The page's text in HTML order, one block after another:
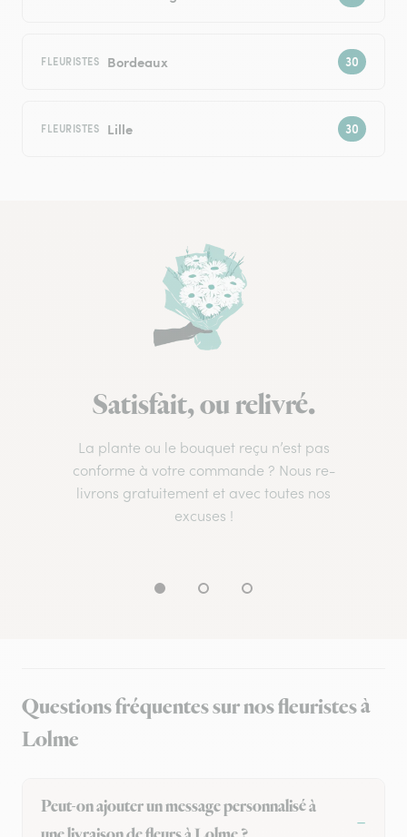
FLEURISTES Bordeaux
FLEURISTES Lille
Satisfait, ou relivré.
La plante ou le bouquet reçu n’est pas
conforme à votre commande ? Nous re-
livrons gratuitement et avec toutes nos
excuses !
Questions fréquentes sur nos fleuristes à
Lolme
Peut-on ajouter un message personnalisé à